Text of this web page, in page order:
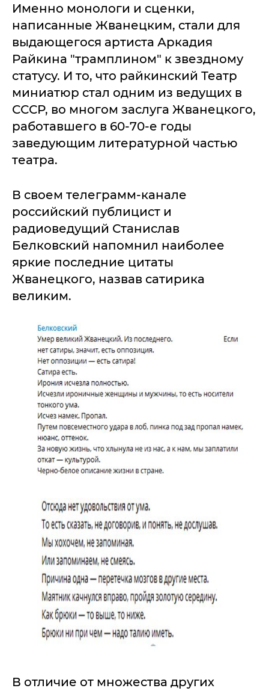
Именно монологи и сценки,
написанные Жванецким, стали для
выдающегося артиста Аркадия
Райкина "трамплином" к звездному
статусу. И то, что райкинский Театр
миниатюр стал одним из ведущих в
СССР, во многом заслуга Жванецкого,
работавшего в 60-70-е годы
заведующим литературной частью
театра.
В своем телеграмм-канале
российский публицист и
радиоведущий Станислав
Белковский напомнил наиболее
яркие последние цитаты
Жванецкого, назвав сатирика
великим.
В отличие от множества других